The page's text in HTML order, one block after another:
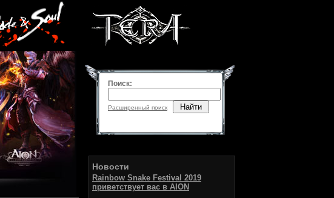
Поиск:
Расширенный поиск Найти
Новости
Rainbow Snake Festival 2019
приветствует вас в AION